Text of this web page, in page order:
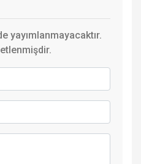
yayımlanmayacaktır.